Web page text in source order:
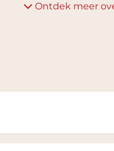
Ontdek meer